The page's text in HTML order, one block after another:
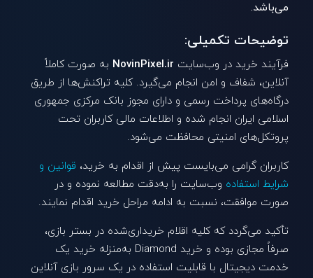
می‌باشد.
توضیحات تکمیلی:
فرآیند خرید در وب‌سایت NovinPixel.ir به صورت کاملاً
آنلاین، شفاف و امن انجام می‌گیرد. کلیه تراکنش‌ها از طریق
درگاه‌های پرداخت رسمی و دارای مجوز بانک مرکزی جمهوری
اسلامی ایران انجام شده و اطلاعات مالی کاربران تحت
پروتکل‌های امنیتی محافظت می‌شود.
کاربران گرامی می‌بایست پیش از اقدام به خرید، قوانین و
شرایط استفاده وب‌سایت را به‌دقت مطالعه نموده و در
صورت موافقت، نسبت به ادامه مراحل خرید اقدام نمایند.
تأکید می‌گردد که کلیه اقلام خریداری‌شده در بستر بازی،
صرفاً مجازی بوده و خرید Diamond به‌منزله خرید یک
خدمت دیجیتال با قابلیت استفاده در یک سرور بازی آنلاین